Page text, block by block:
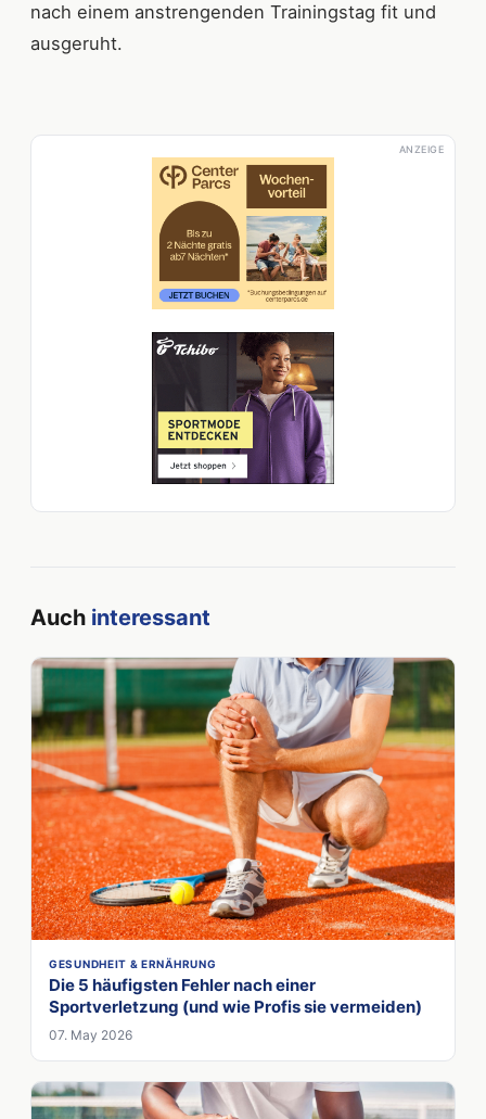
nach einem anstrengenden Trainingstag fit und
ausgeruht.
ANZEIGE
Auch interessant
GESUNDHEIT & ERNÄHRUNG
Die 5 häufigsten Fehler nach einer
Sportverletzung (und wie Profis sie vermeiden)
07. May 2026